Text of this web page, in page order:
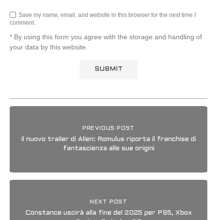
Save my name, email, and website in this browser for the next time I
comment.
* By using this form you agree with the storage and handling of
your data by this website.
PREVIOUS POST
Il nuovo trailer di Alien: Romulus riporta il franchise di
fantascienza alle sue origini
NEXT POST
Constance uscirà alla fine del 2025 per PS5, Xbox